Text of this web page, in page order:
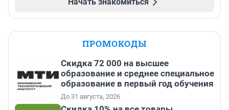
ПРОМОКОДЫ
Скидка 72 000 на высшее
образование и среднее специальное
образование в первый год обучения
До 31 августа, 2026